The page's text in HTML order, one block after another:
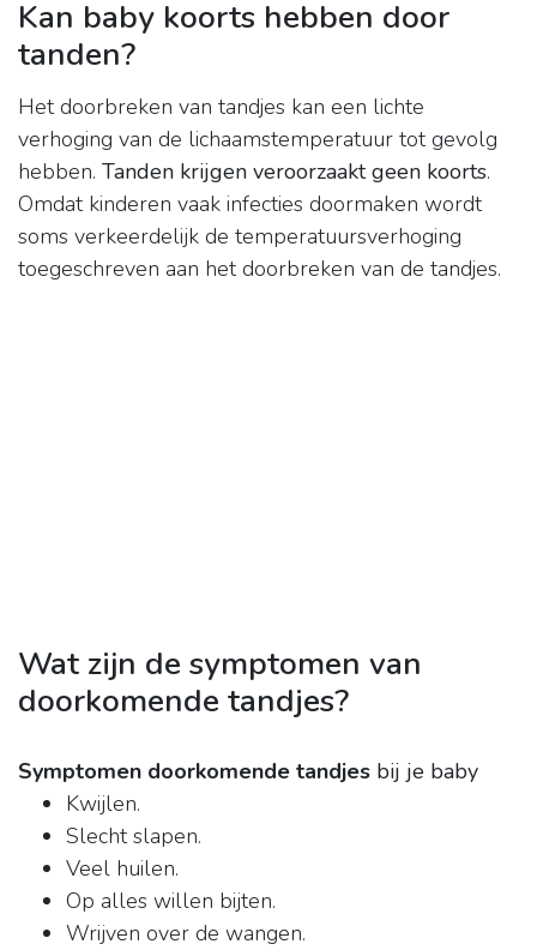
Kan baby koorts hebben door
tanden?
Het doorbreken van tandjes kan een lichte
verhoging van de lichaamstemperatuur tot gevolg
hebben. Tanden krijgen veroorzaakt geen koorts.
Omdat kinderen vaak infecties doormaken wordt
soms verkeerdelijk de temperatuursverhoging
toegeschreven aan het doorbreken van de tandjes.
Wat zijn de symptomen van
doorkomende tandjes?
Symptomen doorkomende tandjes bij je baby
Kwijlen.
Slecht slapen.
Veel huilen.
Op alles willen bijten.
Wrijven over de wangen.